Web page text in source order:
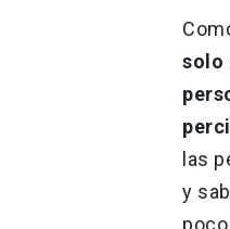
solo
las
y